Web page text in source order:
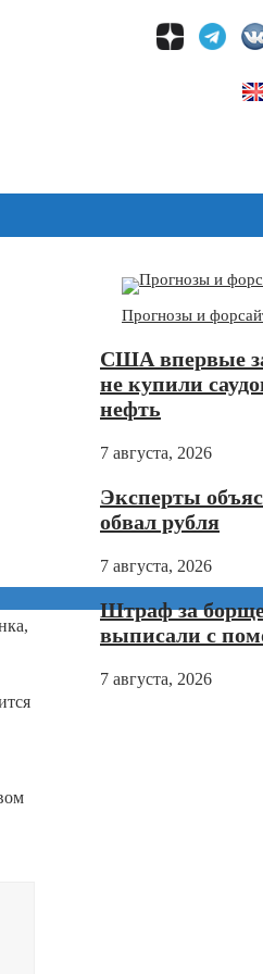
Прогнозы и
США впервые
не купили
нефть
7 августа, 2026
Эксперты
обвал рубля
7 августа, 2026
Штраф за
выписали с
7 августа, 2026